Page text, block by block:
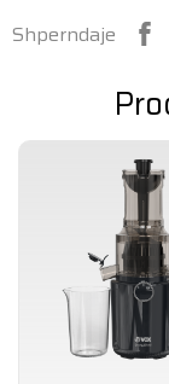
Pesha neto
Shperndaje